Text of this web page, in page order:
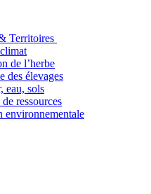
Territoires
de l’herbe
des élevages
eau, sols
ressources
environnementale